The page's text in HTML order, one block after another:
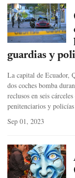
guardias y
La capital de Ecuador,
dos coches bomba
reclusos en seis
penitenciarios y
Sep 01, 2023